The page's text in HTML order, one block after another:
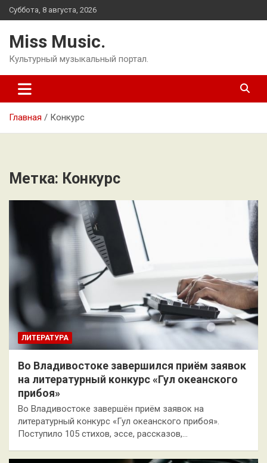
Перейти
к
Суббота, 8 августа, 2026
Miss Music.
Культурный музыкальный портал.
Главная Конкурс
Метка: Конкурс
ЛИТЕРАТУРА
Во Владивостоке завершился приём заявок
на литературный конкурс «Гул океанского
прибоя»
Во Владивостоке завершён приём заявок на
литературный конкурс «Гул океанского прибоя».
Поступило 105 стихов, эссе, рассказов,…